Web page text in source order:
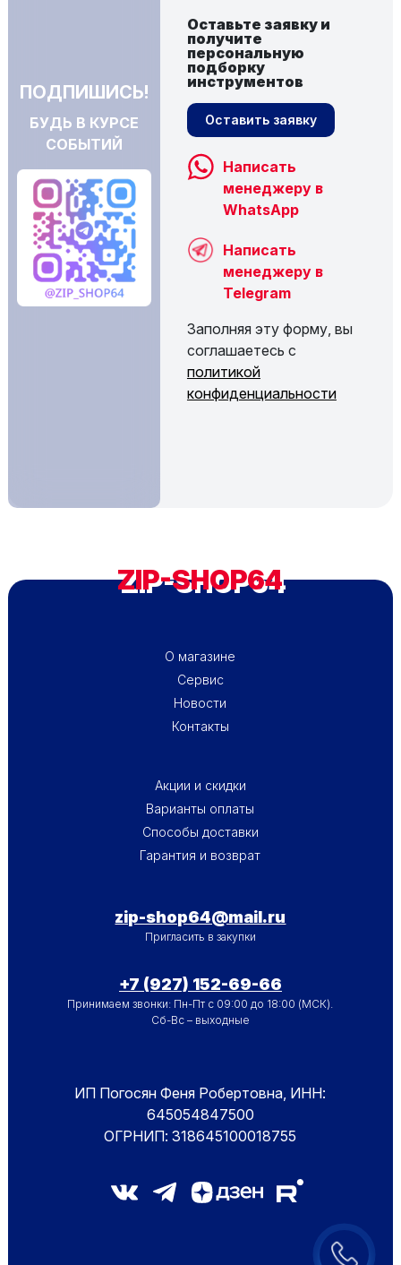
ПОДПИШИСЬ!
БУДЬ В КУРСЕ
СОБЫТИЙ
Оставьте заявку и
получите
персональную
подборку
инструментов
Оставить заявку
Написать
менеджеру в
WhatsApp
Написать
менеджеру в
Telegram
Заполняя эту форму, вы
соглашаетесь с
политикой
конфиденциальности
ZIP-SHOP64
О магазине
Сервис
Новости
Контакты
ПОДВАЛ - МЕНЮ 2Акции и скидки
Варианты оплаты
Способы доставки
Гарантия и возврат
zip-shop64@mail.ru
Пригласить в закупки
+7 (927) 152-69-66
Принимаем звонки: Пн-Пт с 09:00 до 18:00 (МСК).
Сб-Вс – выходные
ИП Погосян Феня Робертовна, ИНН:
645054847500
ОГРНИП: 318645100018755